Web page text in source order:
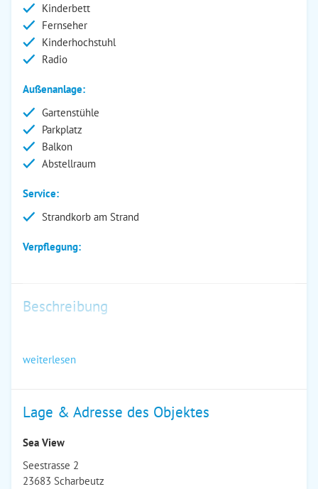
Kinderbett
Fernseher
Kinderhochstuhl
Radio
Außenanlage:
Gartenstühle
Parkplatz
Balkon
Abstellraum
Service:
Strandkorb am Strand
Verpflegung:
Beschreibung
weiterlesen
Lage & Adresse des Objektes
Sea View
Seestrasse 2
23683 Scharbeutz